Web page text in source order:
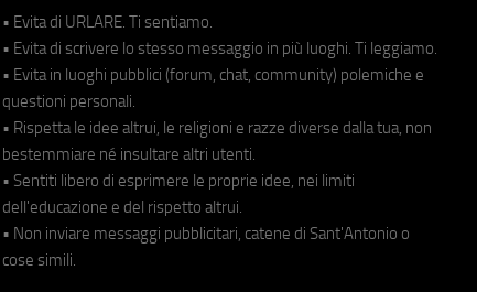
• Evita di URLARE. Ti sentiamo.
• Evita di scrivere lo stesso messaggio in più luoghi. Ti leggiamo.
• Evita in luoghi pubblici (forum, chat, community) polemiche e
questioni personali.
• Rispetta le idee altrui, le religioni e razze diverse dalla tua, non
bestemmiare né insultare altri utenti.
• Sentiti libero di esprimere le proprie idee, nei limiti
dell'educazione e del rispetto altrui.
• Non inviare messaggi pubblicitari, catene di Sant'Antonio o
cose simili.